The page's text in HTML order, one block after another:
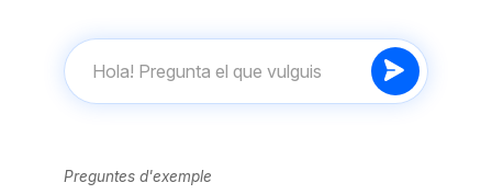
Preguntes d'exemple